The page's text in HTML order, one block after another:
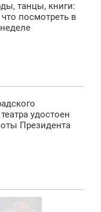
танцы, книги:
посмотреть в
удостоен
Президента